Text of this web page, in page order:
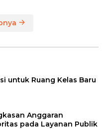
untuk Ruang Kelas Baru
Anggaran
pada Layanan Publik